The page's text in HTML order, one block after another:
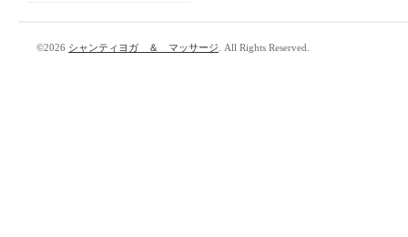
©2026 シャンティヨガ ＆ マッサージ . All Rights Reserved.